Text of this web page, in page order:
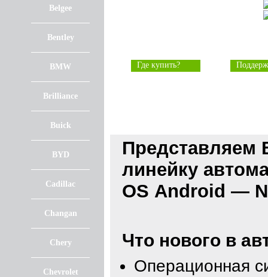
Belgee
Bentley
BMW
Brilliance
Buick
BYD
Cadillac
Changan
Chery
Chevrolet
Где купить?
линейку
OS Android —
Что нового в
Операционная